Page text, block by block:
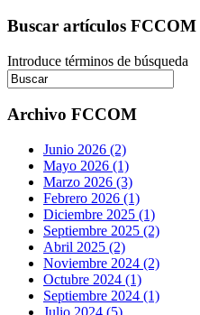
Buscar artículos FCCOM
Introduce términos de búsqueda
Archivo FCCOM
Junio 2026 (2)
Mayo 2026 (1)
Marzo 2026 (3)
Febrero 2026 (1)
Diciembre 2025 (1)
Septiembre 2025 (2)
Abril 2025 (2)
Noviembre 2024 (2)
Octubre 2024 (1)
Septiembre 2024 (1)